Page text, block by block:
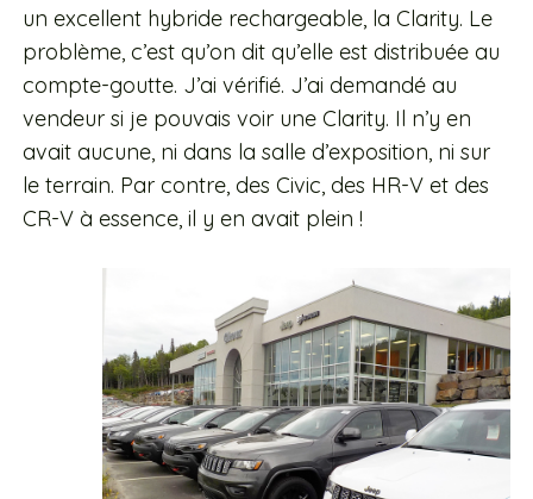
un excellent hybride rechargeable, la Clarity. Le
problème, c’est qu’on dit qu’elle est distribuée au
compte-goutte. J’ai vérifié. J’ai demandé au
vendeur si je pouvais voir une Clarity. Il n’y en
avait aucune, ni dans la salle d’exposition, ni sur
le terrain. Par contre, des Civic, des HR-V et des
CR-V à essence, il y en avait plein !